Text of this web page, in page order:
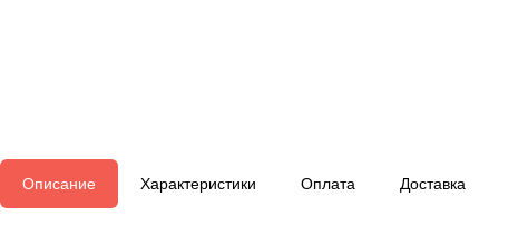
Описание Характеристики Оплата Доставка